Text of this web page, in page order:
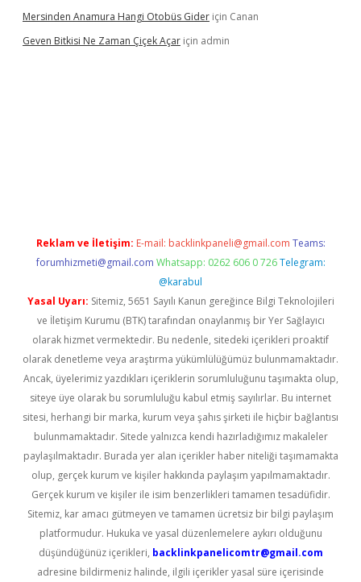
Mersinden Anamura Hangi Otobüs Gider için Canan
Geven Bitkisi Ne Zaman Çiçek Açar için admin
Reklam ve İletişim: E-mail: backlinkpaneli@gmail.com Teams:
forumhizmeti@gmail.com Whatsapp: 0262 606 0 726 Telegram:
@karabul
Yasal Uyarı: Sitemiz, 5651 Sayılı Kanun gereğince Bilgi Teknolojileri
ve İletişim Kurumu (BTK) tarafından onaylanmış bir Yer Sağlayıcı
olarak hizmet vermektedir. Bu nedenle, sitedeki içerikleri proaktif
olarak denetleme veya araştırma yükümlülüğümüz bulunmamaktadır.
Ancak, üyelerimiz yazdıkları içeriklerin sorumluluğunu taşımakta olup,
siteye üye olarak bu sorumluluğu kabul etmiş sayılırlar. Bu internet
sitesi, herhangi bir marka, kurum veya şahıs şirketi ile hiçbir bağlantısı
bulunmamaktadır. Sitede yalnızca kendi hazırladığımız makaleler
paylaşılmaktadır. Burada yer alan içerikler haber niteliği taşımamakta
olup, gerçek kurum ve kişiler hakkında paylaşım yapılmamaktadır.
Gerçek kurum ve kişiler ile isim benzerlikleri tamamen tesadüfidir.
Sitemiz, kar amacı gütmeyen ve tamamen ücretsiz bir bilgi paylaşım
platformudur. Hukuka ve yasal düzenlemelere aykırı olduğunu
düşündüğünüz içerikleri, backlinkpanelicomtr@gmail.com
adresine bildirmeniz halinde, ilgili içerikler yasal süre içerisinde